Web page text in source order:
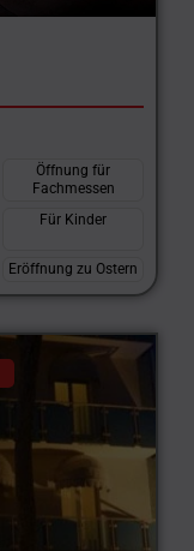
Öffnung für
Fachmessen
Für Kinder
Eröffnung zu Ostern